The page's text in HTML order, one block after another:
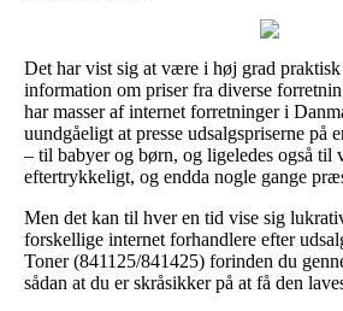
Det har vist sig at være i høj grad
information om priser fra diverse
har masser af internet forretninger i
uundgåeligt at presse udsalgspriserne på
– til babyer og børn, og ligeledes også til
eftertrykkeligt, og endda nogle gange
Men det kan til hver en tid vise sig
forskellige internet forhandlere efter
Toner (841125/841425) forinden du
sådan at du er skråsikker på at få den